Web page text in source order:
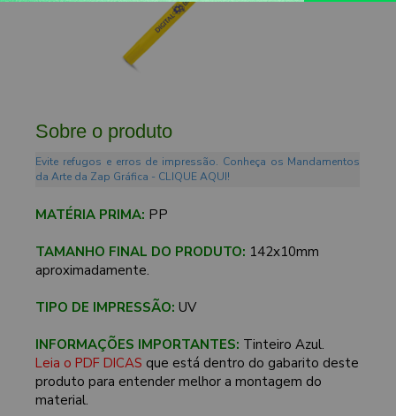
Sobre o produto
Evite refugos e erros de impressão. Conheça os Mandamentos
da Arte da Zap Gráfica - CLIQUE AQUI!
MATÉRIA PRIMA: PP
TAMANHO FINAL DO PRODUTO: 142x10mm
aproximadamente.
TIPO DE IMPRESSÃO: UV
INFORMAÇÕES IMPORTANTES: Tinteiro Azul.
Leia o PDF DICAS que está dentro do gabarito deste
produto para entender melhor a montagem do
material.